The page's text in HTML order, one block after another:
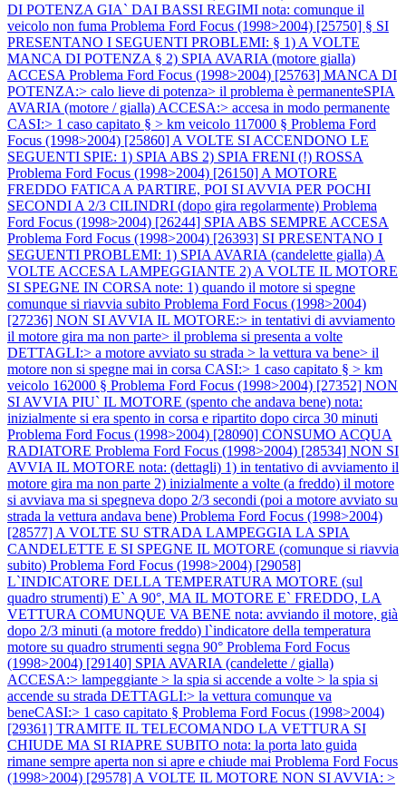
DI POTENZA GIA` DAI BASSI REGIMI nota: comunque il
veicolo non fuma Problema Ford Focus (1998>2004) [25750] § SI
PRESENTANO I SEGUENTI PROBLEMI: § 1) A VOLTE
MANCA DI POTENZA § 2) SPIA AVARIA (motore gialla)
ACCESA Problema Ford Focus (1998>2004) [25763] MANCA DI
POTENZA:> calo lieve di potenza> il problema è permanenteSPIA
AVARIA (motore / gialla) ACCESA:> accesa in modo permanente
CASI:> 1 caso capitato § > km veicolo 117000 § Problema Ford
Focus (1998>2004) [25860] A VOLTE SI ACCENDONO LE
SEGUENTI SPIE: 1) SPIA ABS 2) SPIA FRENI (!) ROSSA
Problema Ford Focus (1998>2004) [26150] A MOTORE
FREDDO FATICA A PARTIRE, POI SI AVVIA PER POCHI
SECONDI A 2/3 CILINDRI (dopo gira regolarmente) Problema
Ford Focus (1998>2004) [26244] SPIA ABS SEMPRE ACCESA
Problema Ford Focus (1998>2004) [26393] SI PRESENTANO I
SEGUENTI PROBLEMI: 1) SPIA AVARIA (candelette gialla) A
VOLTE ACCESA LAMPEGGIANTE 2) A VOLTE IL MOTORE
SI SPEGNE IN CORSA note: 1) quando il motore si spegne
comunque si riavvia subito Problema Ford Focus (1998>2004)
[27236] NON SI AVVIA IL MOTORE:> in tentativi di avviamento
il motore gira ma non parte> il problema si presenta a volte
DETTAGLI:> a motore avviato su strada > la vettura va bene> il
motore non si spegne mai in corsa CASI:> 1 caso capitato § > km
veicolo 162000 § Problema Ford Focus (1998>2004) [27352] NON
SI AVVIA PIU` IL MOTORE (spento che andava bene) nota:
inizialmente si era spento in corsa e ripartito dopo circa 30 minuti
Problema Ford Focus (1998>2004) [28090] CONSUMO ACQUA
RADIATORE Problema Ford Focus (1998>2004) [28534] NON SI
AVVIA IL MOTORE nota: (dettagli) 1) in tentativo di avviamento il
motore gira ma non parte 2) inizialmente a volte (a freddo) il motore
si avviava ma si spegneva dopo 2/3 secondi (poi a motore avviato su
strada la vettura andava bene) Problema Ford Focus (1998>2004)
[28577] A VOLTE SU STRADA LAMPEGGIA LA SPIA
CANDELETTE E SI SPEGNE IL MOTORE (comunque si riavvia
subito) Problema Ford Focus (1998>2004) [29058]
L`INDICATORE DELLA TEMPERATURA MOTORE (sul
quadro strumenti) E` A 90°, MA IL MOTORE E` FREDDO, LA
VETTURA COMUNQUE VA BENE nota: avviando il motore, già
dopo 2/3 minuti (a motore freddo) l`indicatore della temperatura
motore su quadro strumenti segna 90° Problema Ford Focus
(1998>2004) [29140] SPIA AVARIA (candelette / gialla)
ACCESA:> lampeggiante > la spia si accende a volte > la spia si
accende su strada DETTAGLI:> la vettura comunque va
beneCASI:> 1 caso capitato § Problema Ford Focus (1998>2004)
[29361] TRAMITE IL TELECOMANDO LA VETTURA SI
CHIUDE MA SI RIAPRE SUBITO nota: la porta lato guida
rimane sempre aperta non si apre e chiude mai Problema Ford Focus
(1998>2004) [29578] A VOLTE IL MOTORE NON SI AVVIA: >